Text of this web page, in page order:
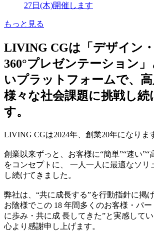
27日(木)開催します
もっと見る
LIVING CGは「デザイン
360°プレゼンテーション
いプラットフォームで、
様々な社会課題に挑戦し続
す。
LIVING CGは2024年、創業20年になりま
創業以来ずっと、お客様に“簡単”“速い
をコンセプトに、 一人一人に最適なソリ
し続けてきました。
弊社は、“共に成長する”を行動指針に掲
お陰様でこの 18 年間多くのお客様・パ
に歩み・共に成 長してきた”と実感してい
心より感謝申し上げます。